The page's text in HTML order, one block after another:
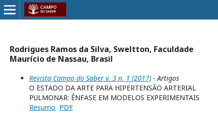
Rodrigues Ramos da Silva, Sweltton, Faculdade
Maurício de Nassau, Brasil
Revista Campo do Saber v. 3 n. 1 (2017) - Artigos
O ESTADO DA ARTE PARA HIPERTENSÃO ARTERIAL
PULMONAR: ÊNFASE EM MODELOS EXPERIMENTAIS
Resumo PDF